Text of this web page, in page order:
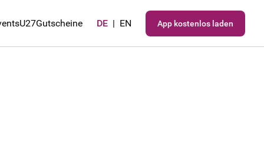
U27Gutscheine DE | EN App kostenlos laden